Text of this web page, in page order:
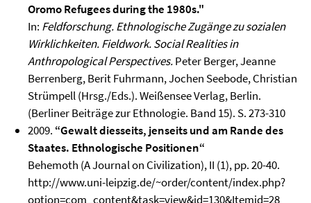
Oromo Refugees during the 1980s."
In: Feldforschung. Ethnologische Zugänge zu sozialen
Wirklichkeiten. Fieldwork. Social Realities in
Anthropological Perspectives.Peter Berger, Jeanne
Berrenberg, Berit Fuhrmann, Jochen Seebode, Christian
Strümpell (Hrsg./Eds.). Weißensee Verlag, Berlin.
(Berliner Beiträge zur Ethnologie. Band 15). S. 273-310
2009. “Gewalt diesseits, jenseits und am Rande des
Staates. Ethnologische Positionen“
Behemoth (A Journal on Civilization), II (1), pp. 20-40.
http://www.uni-leipzig.de/~order/content/index.php?
option=com_content&task=view&id=130&Itemid=28